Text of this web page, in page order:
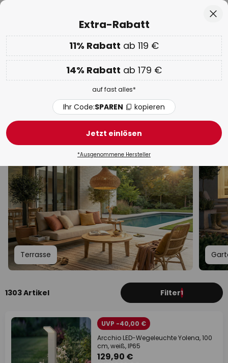
EXTRA 11% ab 119 € & 14% ab 179 € auf fast alles
Code:SPAREN kopieren
Spartage:Bis zu -70%
Weiße Außenleuchten
Wandleuchten Mit Bewegungsmelder
Terrasse
1303 Artikel Filter1
UVP -40,00 €
Arcchio LED-Wegeleuchte Yolena, 100
cm, weiß, IP65
129,90 €
Extra-Rabatt
11% Rabatt ab 119 €
14% Rabatt ab 179 €
auf fast alles*
Ihr Code:SPAREN kopieren
Jetzt einlösen
*Ausgenommene Hersteller